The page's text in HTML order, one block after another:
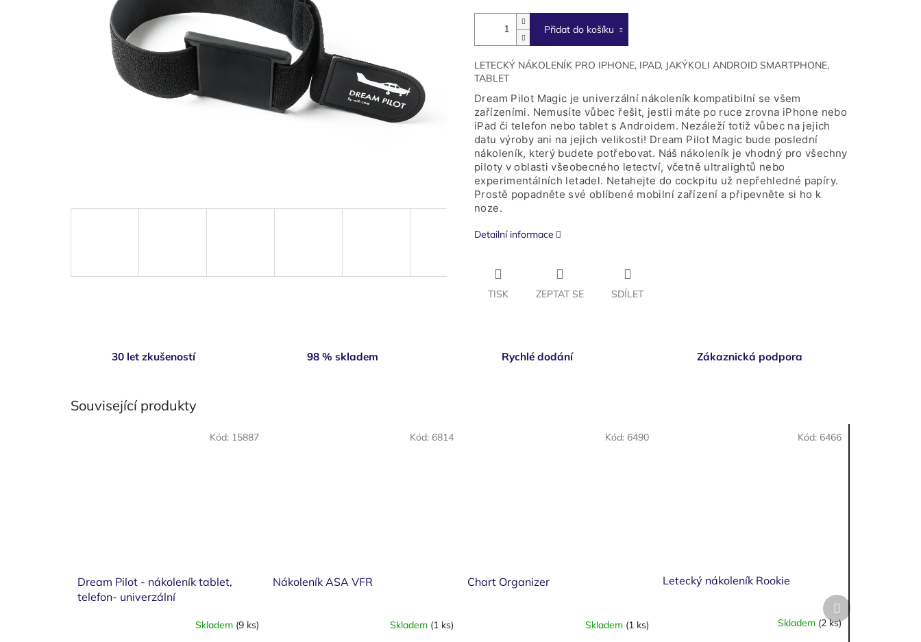
Přidat do košíku
LETECKÝ NÁKOLENÍK PRO IPHONE, IPAD, JAKÝKOLI ANDROID SMARTPHONE,
TABLET
Dream Pilot Magic je univerzální nákoleník kompatibilní se všem
zařízeními. Nemusíte vůbec řešit, jestli máte po ruce zrovna iPhone nebo
iPad či telefon nebo tablet s Androidem. Nezáleží totiž vůbec na jejich
datu výroby ani na jejich velikosti! Dream Pilot Magic bude poslední
nákoleník, který budete potřebovat. Náš nákoleník je vhodný pro všechny
piloty v oblasti všeobecného letectví, včetně ultralightů nebo
experimentálních letadel. Netahejte do cockpitu už nepřehledné papíry.
Prostě popadněte své oblíbené mobilní zařízení a připevněte si ho k
noze.
Detailní informace
TISK ZEPTAT SE SDÍLET
30 let zkušeností 98 % skladem Rychlé dodání Zákaznická podpora
Související produkty
Dream Pilot - nákoleník tablet,
telefon- univerzální
Skladem (9 ks)
Kód: 15887
Nákoleník ASA VFR
Skladem (1 ks)
Kód: 6814
Chart Organizer
Skladem (1 ks)
Kód: 6490
Letecký nákoleník Rookie
Skladem (2 ks)
Kód: 6466
Další
produkt